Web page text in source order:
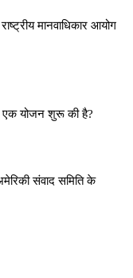
मानवाधिकार आयोग
एक योजन शुरू की है?
संवाद समिति के